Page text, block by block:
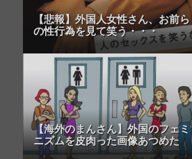
【悲報】外国人女性さん、お前ら
の性行為を見て笑う・・・
【海外のまんさん】外国のフェミ
ニズムを皮肉った画像あつめた